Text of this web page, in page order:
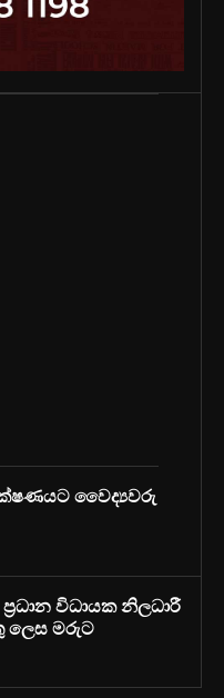
වෛද්‍යවරු
විධායක නිලධාරී
ලෙස මරුට